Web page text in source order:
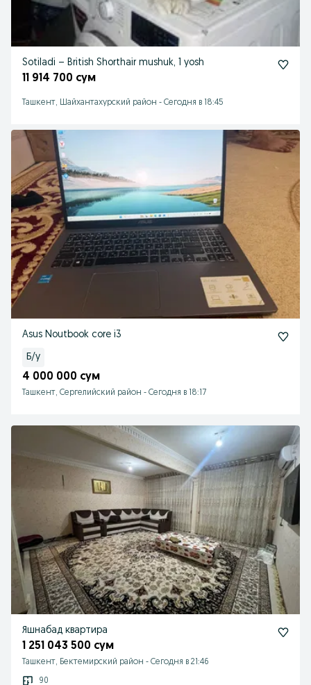
Sotiladi – British Shorthair mushuk, 1 yosh
11 914 700 сум
Ташкент, Шайхантахурский район - Сегодня в 18:45
Asus Noutbook core i3
Б/у
4 000 000 сум
Ташкент, Сергелийский район - Сегодня в 18:17
Яшнабад квартира
1 251 043 500 сум
Ташкент, Бектемирский район - Сегодня в 21:46
90